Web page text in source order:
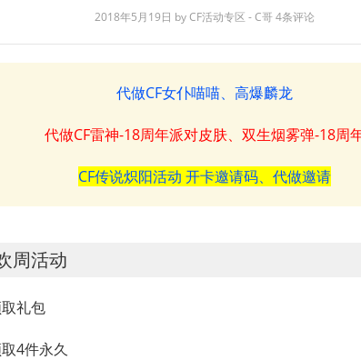
2018年5月19日 byCF活动专区 - C哥 4条评论
代做CF女仆喵喵、高爆麟龙
代做CF雷神-18周年派对皮肤、双生烟雾弹-18周
CF传说炽阳活动 开卡邀请码、代做邀请
周活动
礼包
4件永久